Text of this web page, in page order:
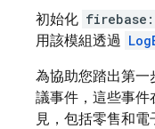
初始化
用該模組透過
為協助您踏出第一
議事件，這些事件
見，包括零售和